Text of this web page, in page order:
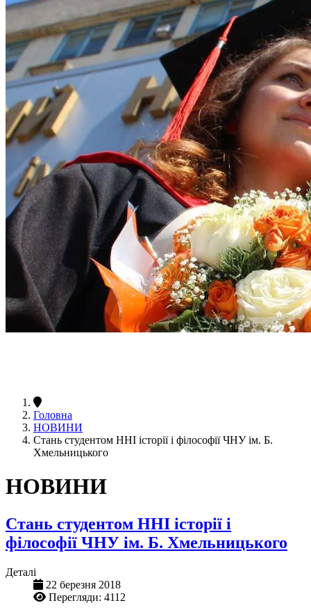
Головна
НОВИНИ
Стань студентом ННІ історії і філософії ЧНУ ім. Б.
Хмельницького
НОВИНИ
Стань студентом ННІ історії і
філософії ЧНУ ім. Б. Хмельницького
Деталі
22 березня 2018
Перегляди: 4112